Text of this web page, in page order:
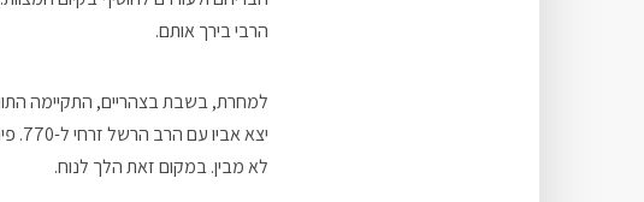
הרבי בירך אותם.
למחרת, בשבת בצהריים, התקיימה
לא מבין. במקום זאת הלך לנוח.